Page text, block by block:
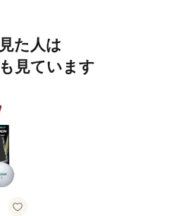
県 小牧市 送料無料
た人は
見ています